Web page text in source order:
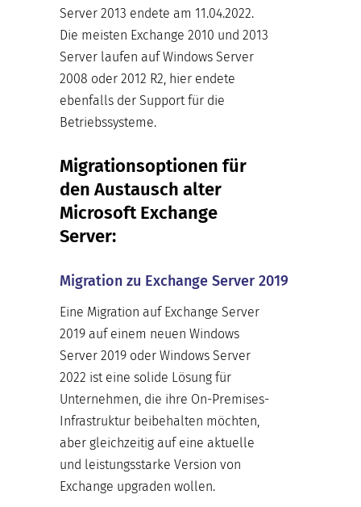
Server 2013 endete am 11.04.2022.
Die meisten Exchange 2010 und 2013
Server laufen auf Windows Server
2008 oder 2012 R2, hier endete
ebenfalls der Support für die
Betriebssysteme.
Migrationsoptionen für
den Austausch alter
Microsoft Exchange
Server:
Migration zu Exchange Server 2019
Eine Migration auf Exchange Server
2019 auf einem neuen Windows
Server 2019 oder Windows Server
2022 ist eine solide Lösung für
Unternehmen, die ihre On-Premises-
Infrastruktur beibehalten möchten,
aber gleichzeitig auf eine aktuelle
und leistungsstarke Version von
Exchange upgraden wollen.